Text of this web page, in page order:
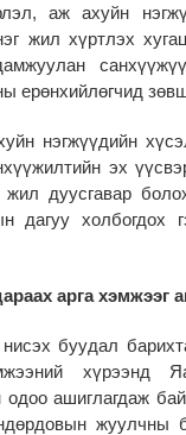
аж ахуйн
жил хүртлэх
ерөнхийлөгчид
нэгжүүдийн
эх
дуусгавар
дагуу холбогдох
арга хэмжээг
буудал
хүрээнд
ашиглагдаж
жуулчны